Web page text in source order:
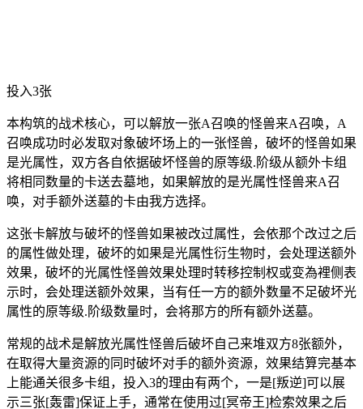
投入3张
本构筑的战术核心，可以解放一张A召唤的怪兽来A召唤，A
召唤成功时必发取对象破坏场上的一张怪兽，破坏的怪兽如果
是光属性，双方各自依据破坏怪兽的原等级.阶级从额外卡组
将相同数量的卡送去墓地，如果解放的是光属性怪兽来A召
唤，对手额外送墓的卡由我方选择。
这张卡解放与破坏的怪兽如果被改过属性，会依那个改过之后
的属性做处理，破坏的如果是光属性衍生物时，会处理送额外
效果，破坏的光属性怪兽效果处理时转移控制权或变為裡侧表
示时，会处理送额外效果，当有任一方的额外数量不足破坏光
属性的原等级.阶级数量时，会将那方的所有额外送墓。
常规的战术是解放光属性怪兽后破坏自己来堆双方8张额外，
在取得大量资源的同时破坏对手的额外资源，效果结算完基本
上能通关很多卡组，投入3的理由有两个，一是[叛逆]可以展
示三张[轰雷]保证上手，通常在使用过[冥帝王]检索效果之后